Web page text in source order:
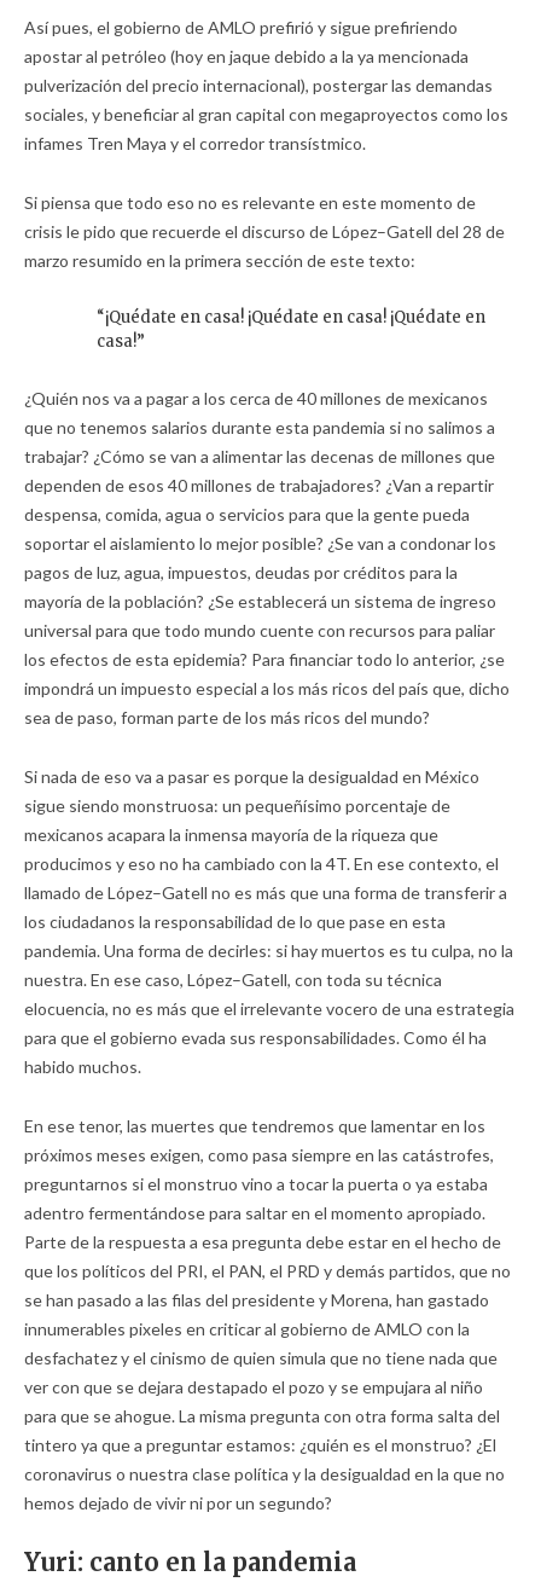
Así pues, el gobierno de AMLO prefirió y sigue prefiriendo
apostar al petróleo (hoy en jaque debido a la ya mencionada
pulverización del precio internacional), postergar las demandas
sociales, y beneficiar al gran capital con megaproyectos como los
infames Tren Maya y el corredor transístmico.
Si piensa que todo eso no es relevante en este momento de
crisis le pido que recuerde el discurso de López–Gatell del 28 de
marzo resumido en la primera sección de este texto:
“¡Quédate en casa! ¡Quédate en casa! ¡Quédate en
casa!”
¿Quién nos va a pagar a los cerca de 40 millones de mexicanos
que no tenemos salarios durante esta pandemia si no salimos a
trabajar? ¿Cómo se van a alimentar las decenas de millones que
dependen de esos 40 millones de trabajadores? ¿Van a repartir
despensa, comida, agua o servicios para que la gente pueda
soportar el aislamiento lo mejor posible? ¿Se van a condonar los
pagos de luz, agua, impuestos, deudas por créditos para la
mayoría de la población? ¿Se establecerá un sistema de ingreso
universal para que todo mundo cuente con recursos para paliar
los efectos de esta epidemia? Para financiar todo lo anterior, ¿se
impondrá un impuesto especial a los más ricos del país que, dicho
sea de paso, forman parte de los más ricos del mundo?
Si nada de eso va a pasar es porque la desigualdad en México
sigue siendo monstruosa: un pequeñísimo porcentaje de
mexicanos acapara la inmensa mayoría de la riqueza que
producimos y eso no ha cambiado con la 4T. En ese contexto, el
llamado de López–Gatell no es más que una forma de transferir a
los ciudadanos la responsabilidad de lo que pase en esta
pandemia. Una forma de decirles: si hay muertos es tu culpa, no la
nuestra. En ese caso, López–Gatell, con toda su técnica
elocuencia, no es más que el irrelevante vocero de una estrategia
para que el gobierno evada sus responsabilidades. Como él ha
habido muchos.
En ese tenor, las muertes que tendremos que lamentar en los
próximos meses exigen, como pasa siempre en las catástrofes,
preguntarnos si el monstruo vino a tocar la puerta o ya estaba
adentro fermentándose para saltar en el momento apropiado.
Parte de la respuesta a esa pregunta debe estar en el hecho de
que los políticos del PRI, el PAN, el PRD y demás partidos, que no
se han pasado a las filas del presidente y Morena, han gastado
innumerables pixeles en criticar al gobierno de AMLO con la
desfachatez y el cinismo de quien simula que no tiene nada que
ver con que se dejara destapado el pozo y se empujara al niño
para que se ahogue. La misma pregunta con otra forma salta del
tintero ya que a preguntar estamos: ¿quién es el monstruo? ¿El
coronavirus o nuestra clase política y la desigualdad en la que no
hemos dejado de vivir ni por un segundo?
Yuri: canto en la pandemia